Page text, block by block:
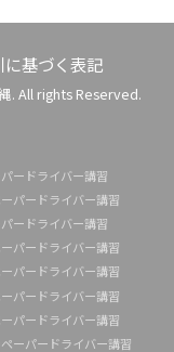
基づく表記
. All rights Reserved.
ードライバー講習
パードライバー講習
ードライバー講習
パードライバー講習
パードライバー講習
パードライバー講習
パードライバー講習
ーパードライバー講習